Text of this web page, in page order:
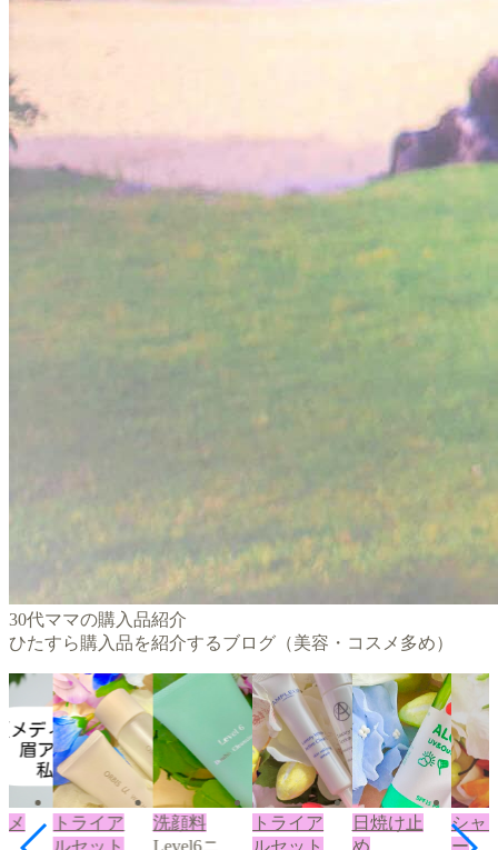
30代ママの購入品紹介
ひたすら購入品を紹介するブログ（美容・コスメ多め）
メ
トライア
ルセット
洗顔料
Level6ニ
トライア
ルセット
日焼け止
め
シャ
ー